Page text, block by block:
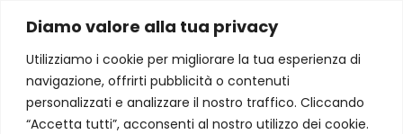
Diamo valore alla tua privacy
Utilizziamo i cookie per migliorare la tua esperienza di
navigazione, offrirti pubblicità o contenuti
personalizzati e analizzare il nostro traffico. Cliccando
“Accetta tutti”, acconsenti al nostro utilizzo dei cookie.